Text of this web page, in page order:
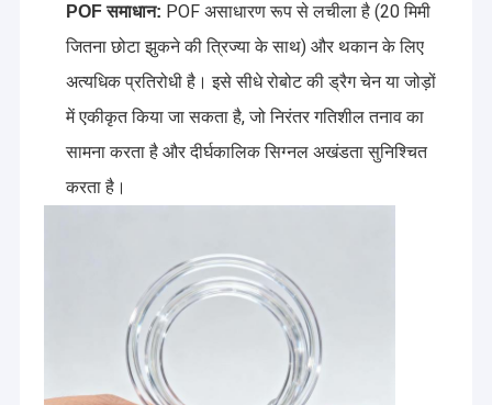
POF समाधान: POF असाधारण रूप से लचीला है (20 मिमी
जितना छोटा झुकने की त्रिज्या के साथ) और थकान के लिए
अत्यधिक प्रतिरोधी है। इसे सीधे रोबोट की ड्रैग चेन या जोड़ों
में एकीकृत किया जा सकता है, जो निरंतर गतिशील तनाव का
सामना करता है और दीर्घकालिक सिग्नल अखंडता सुनिश्चित
करता है।